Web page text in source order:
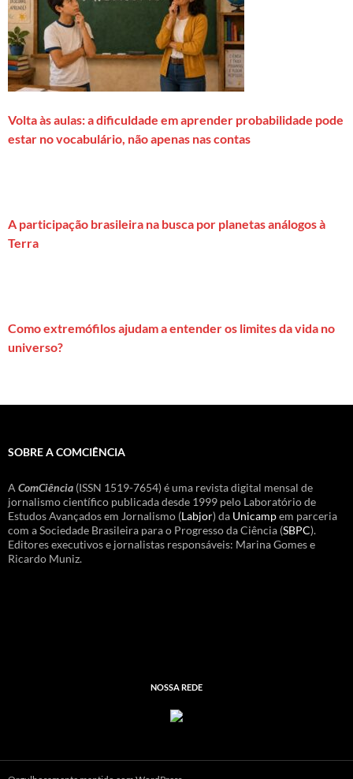
Volta às aulas: a dificuldade em aprender probabilidade pode
estar no vocabulário, não apenas nas contas
A participação brasileira na busca por planetas análogos à
Terra
Como extremófilos ajudam a entender os limites da vida no
universo?
SOBRE A COMCIÊNCIA
A ComCiência (ISSN 1519-7654) é uma revista digital mensal de
jornalismo científico publicada desde 1999 pelo Laboratório de
Estudos Avançados em Jornalismo (Labjor) da Unicampem parceria
com a Sociedade Brasileira para o Progresso da Ciência (SBPC).
Editores executivos e jornalistas responsáveis: Marina Gomes e
Ricardo Muniz.
NOSSA REDE